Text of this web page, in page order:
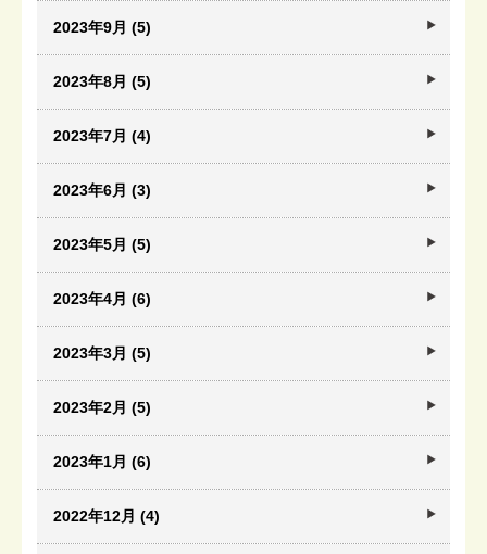
2023年9月 (5)
2023年8月 (5)
2023年7月 (4)
2023年6月 (3)
2023年5月 (5)
2023年4月 (6)
2023年3月 (5)
2023年2月 (5)
2023年1月 (6)
2022年12月 (4)